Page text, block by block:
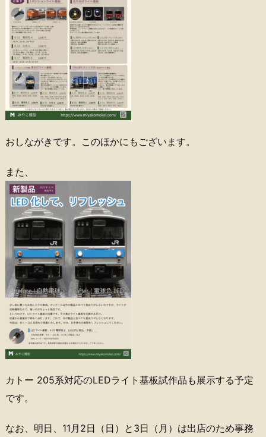
おしながきです。このほかにもございます。
また、
カトー 205系対応のLEDライト基板試作品も展示する予定
です。
なお、明日、11月2日（日）と3日（月）は出店のため事務